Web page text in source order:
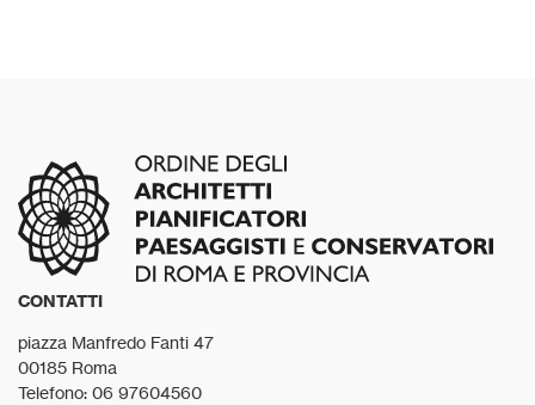
CONTATTI
piazza Manfredo Fanti 47
00185 Roma
Telefono: 06 97604560